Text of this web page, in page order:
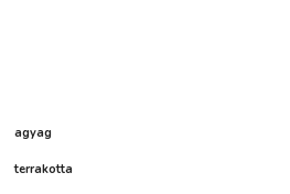
agyag
terrakotta